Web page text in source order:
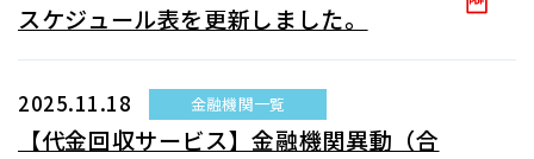
スケジュール表を更新しました。
2025.11.18 金融機関一覧
【代金回収サービス】金融機関異動（合